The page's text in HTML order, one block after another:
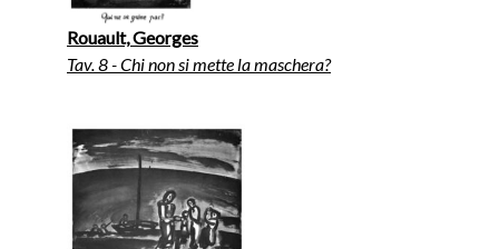
Rouault, Georges
Tav. 8 - Chi non si mette la maschera?